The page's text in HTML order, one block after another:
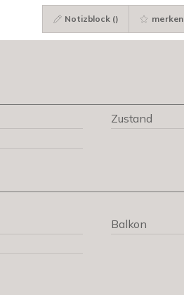
Notizblock () merken
Zustand
Balkon